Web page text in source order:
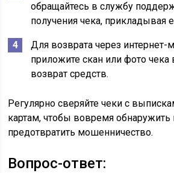
обращайтесь в службу
получения чека, прикладывая
Для возврата через интернет-
приложите скан или фото чека
возврат средств.
Регулярно сверяйте чеки с
картам, чтобы вовремя обнаружить
предотвратить мошенничество.
Вопрос-ответ: